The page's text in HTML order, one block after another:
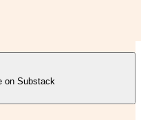
on Substack